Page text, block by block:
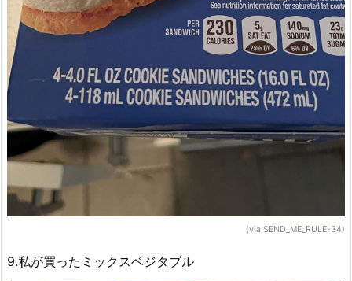
(via SEND_ME_RULE-34)
9.私が買ったミックスベジタブル